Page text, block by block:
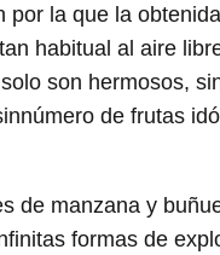
por la que la
habitual al aire
son hermosos,
de frutas
de manzana y
formas de